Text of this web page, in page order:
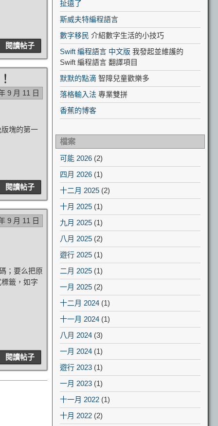
閱讀帖子
9 月 11 日
塊的第一
閱讀帖子
9 月 11 日
；要么把原
籤，如字
閱讀帖子
扯遠了
斯威夫特編程語言
數字移民 介紹數字生活的小技巧
Swift 編程語言 中文版 我發起並維護的
Swift 編程語言 翻譯項目
默默的點滴 智障兒童歡樂多
落格輸入法 專業雙拼
香蕉的博客
檔案
可能 2026 (2)
四月 2026 (1)
十二月 2025 (2)
十月 2025 (1)
九月 2025 (1)
八月 2025 (2)
遊行 2025 (1)
二月 2025 (1)
一月 2025 (2)
十二月 2024 (1)
十一月 2024 (1)
八月 2024 (3)
一月 2024 (1)
遊行 2023 (1)
一月 2023 (1)
十一月 2022 (1)
十月 2022 (2)